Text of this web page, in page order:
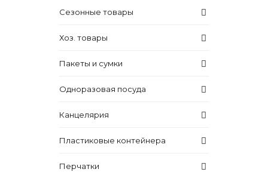
Сезонные товары
Хоз. товары
Пакеты и сумки
Одноразовая посуда
Канцелярия
Пластиковые контейнера
Перчатки